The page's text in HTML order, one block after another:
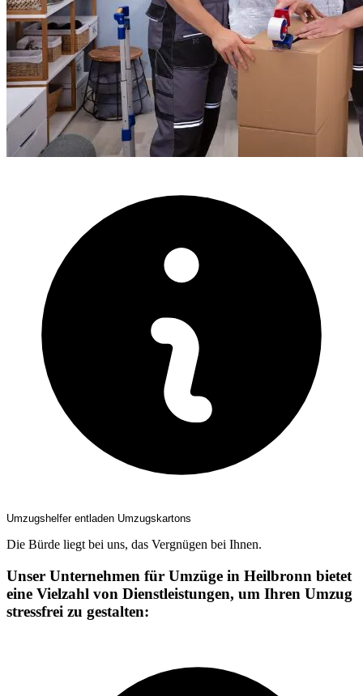
Umzugshelfer entladen Umzugskartons
Die Bürde liegt bei uns, das Vergnügen bei Ihnen.
Unser Unternehmen für Umzüge in Heilbronn bietet
eine Vielzahl von Dienstleistungen, um Ihren Umzug
stressfrei zu gestalten: